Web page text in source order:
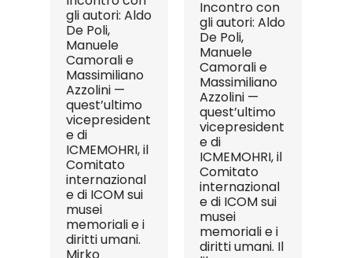
gli autori: Aldo
De Poli,
Manuele
Camorali e
Massimiliano
Azzolini —
quest’ultimo
vicepresident
e di
ICMEMOHRI, il
Comitato
internazional
e di ICOM sui
musei
memoriali e i
diritti umani.
Mirko
Incontro con
gli autori: Aldo
De Poli,
Manuele
Camorali e
Massimiliano
Azzolini —
quest’ultimo
vicepresident
e di
ICMEMOHRI, il
Comitato
internazional
e di ICOM sui
musei
memoriali e i
diritti umani. Il